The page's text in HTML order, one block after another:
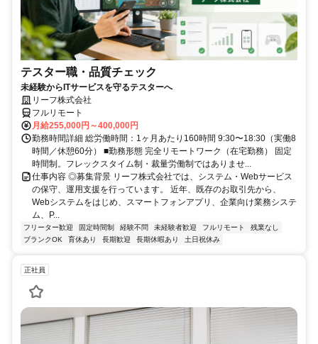
テスター職・品質チェック
未経験からITサービスを守るテスターへ
リーフ株式会社
フルリモート
月給255,000円～400,000円
勤務時間詳細 総労働時間：1ヶ月あたり160時間 9:30〜18:30（実働8
時間／休憩60分） ■勤務形態 完全リモートワーク（在宅勤務） 固定
時間制。フレックスタイム制・裁量労働制ではありませ...
仕事内容 ◎募集背景 リーフ株式会社では、システム・Webサービス
の保守、運用支援を行っています。 近年、既存のお取引先から、
Webシステムをはじめ、スマートフォンアプリ、企業向け業務システ
ム、P...
フリーター歓迎 固定時間制 経験不問 未経験者歓迎 フルリモート
残業なし
ブランクOK
育休あり 長期歓迎 長期休暇あり 土日祝休み
正社員